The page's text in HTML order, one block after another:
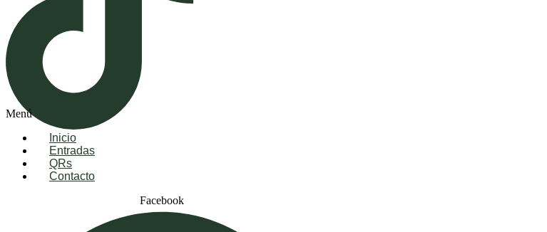
Menú
Inicio
Entradas
QRs
Contacto
Facebook